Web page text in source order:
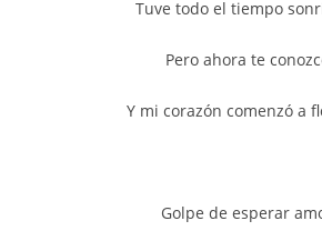
Tuve todo el tiempo
Pero ahora te
Y mi corazón comenzó a
Golpe de esperar